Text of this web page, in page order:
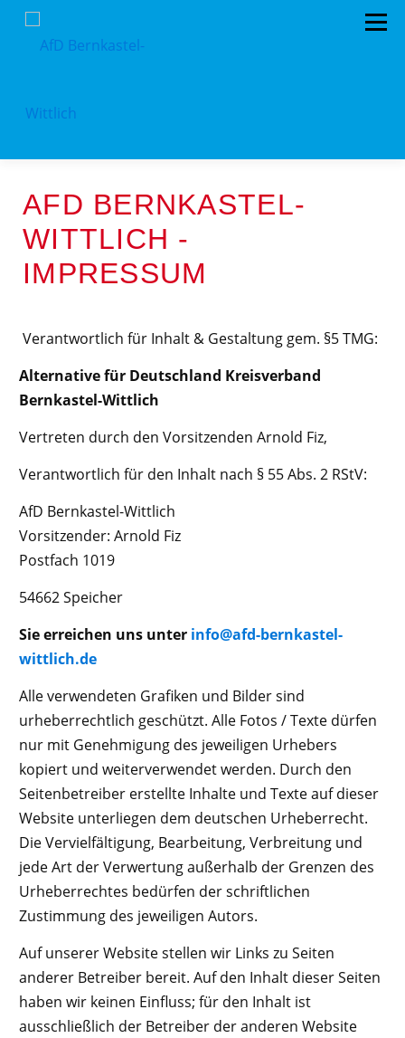
Menü
MITGLIED WERDEN
AFD BERNKASTEL-
WITTLICH -
IMPRESSUM
Verantwortlich für Inhalt & Gestaltung gem. §5 TMG:
Alternative für Deutschland Kreisverband
Bernkastel-Wittlich
Vertreten durch den Vorsitzenden Arnold Fiz,
Verantwortlich für den Inhalt nach § 55 Abs. 2 RStV:
AfD Bernkastel-Wittlich
Vorsitzender: Arnold Fiz
Postfach 1019
54662 Speicher
Sie erreichen uns unter info@afd-bernkastel-
wittlich.de
Alle verwendeten Grafiken und Bilder sind
urheberrechtlich geschützt. Alle Fotos / Texte dürfen
nur mit Genehmigung des jeweiligen Urhebers
kopiert und weiterverwendet werden. Durch den
Seitenbetreiber erstellte Inhalte und Texte auf dieser
Website unterliegen dem deutschen Urheberrecht.
Die Vervielfältigung, Bearbeitung, Verbreitung und
jede Art der Verwertung außerhalb der Grenzen des
Urheberrechtes bedürfen der schriftlichen
Zustimmung des jeweiligen Autors.
Auf unserer Website stellen wir Links zu Seiten
anderer Betreiber bereit. Auf den Inhalt dieser Seiten
haben wir keinen Einfluss; für den Inhalt ist
ausschließlich der Betreiber der anderen Website